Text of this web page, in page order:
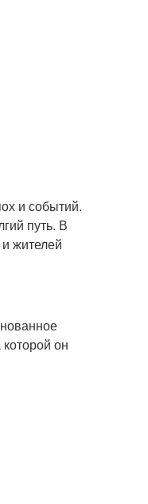
и событий.
путь. В
жителей
он